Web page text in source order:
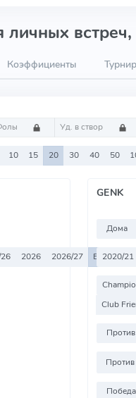
Коэффициенты
Уд. в створ
10 15 20 30 40 50
2026 2026/27 Все
GENK
Дома
2020/21
Club